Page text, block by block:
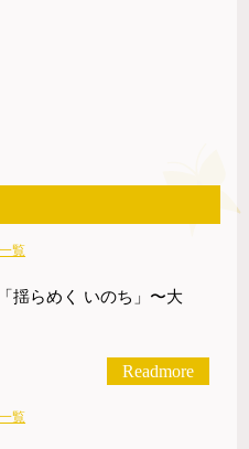
覧
揺らめく いのち」〜大
Readmore
覧